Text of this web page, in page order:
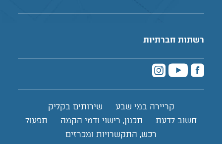
רשתות חברתיות
קריירה במי שבע
שירותים בקליק
חשוב לדעת
תכנון, רישוי ודמי הקמה
תפעול
רכש, התקשרויות ומכרזים